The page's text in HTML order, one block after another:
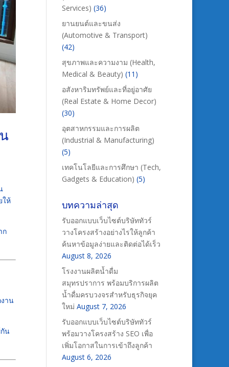
ให้
ก
าน
น
Services) (36)
ยานยนต์และขนส่ง
(Automotive & Transport)
(42)
สุขภาพและความงาม (Health,
Medical & Beauty) (11)
อสังหาริมทรัพย์และที่อยู่อาศัย
(Real Estate & Home Decor)
(30)
อุตสาหกรรมและการผลิต
(Industrial & Manufacturing)
(5)
เทคโนโลยีและการศึกษา (Tech,
Gadgets & Education) (5)
บทความล่าสุด
รับออกแบบเว็บไซต์บริษัททัวร์
วางโครงสร้างอย่างไรให้ลูกค้า
ค้นหาข้อมูลง่ายและติดต่อได้เร็ว
August 8, 2026
โรงงานผลิตน้ำดื่ม
สมุทรปราการ พร้อมบริการผลิต
น้ำดื่มครบวงจรสำหรับธุรกิจยุค
ใหม่ August 7, 2026
รับออกแบบเว็บไซต์บริษัททัวร์
พร้อมวางโครงสร้าง SEO เพื่อ
เพิ่มโอกาสในการเข้าถึงลูกค้า
August 6, 2026